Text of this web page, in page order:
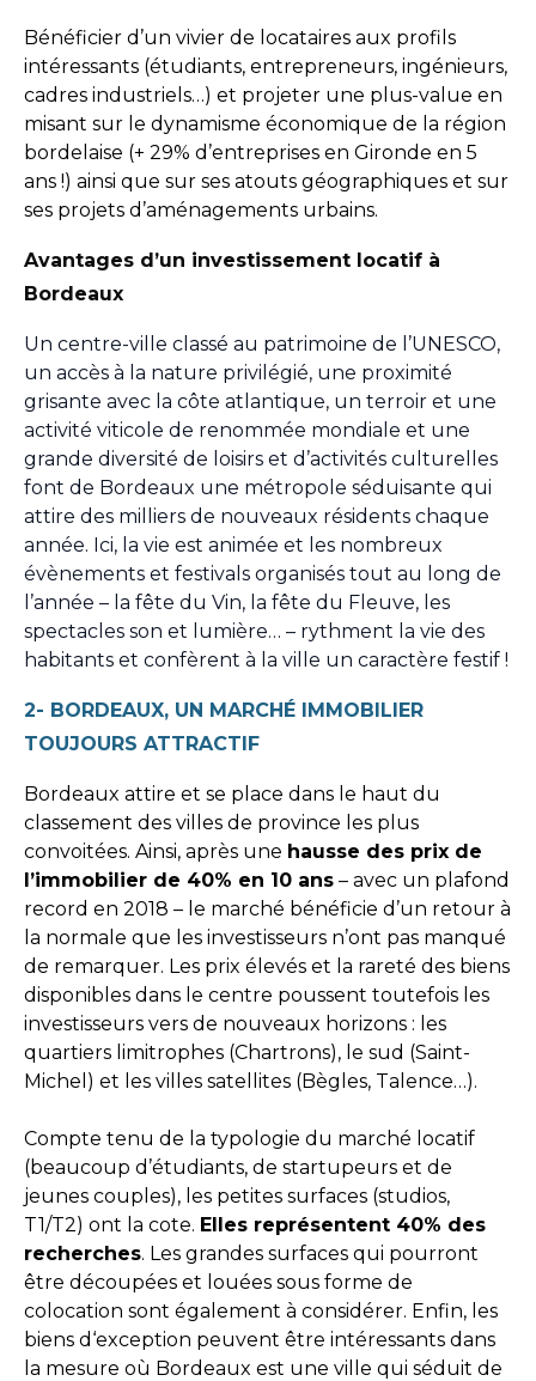
Bénéficier d’un vivier de locataires aux profils
intéressants (étudiants, entrepreneurs, ingénieurs,
cadres industriels…) et projeter une plus-value en
misant sur le dynamisme économique de la région
bordelaise (+ 29% d’entreprises en Gironde en 5
ans !) ainsi que sur ses atouts géographiques et sur
ses projets d’aménagements urbains.
Avantages d’un investissement locatif à
Bordeaux
Un centre-ville classé au patrimoine de l’UNESCO,
un accès à la nature privilégié, une proximité
grisante avec la côte atlantique, un terroir et une
activité viticole de renommée mondiale et une
grande diversité de loisirs et d’activités culturelles
font de Bordeaux une métropole séduisante qui
attire des milliers de nouveaux résidents chaque
année. Ici, la vie est animée et les nombreux
évènements et festivals organisés tout au long de
l’année – la fête du Vin, la fête du Fleuve, les
spectacles son et lumière… – rythment la vie des
habitants et confèrent à la ville un caractère festif !
2- BORDEAUX, UN MARCHÉ IMMOBILIER
TOUJOURS ATTRACTIF
Bordeaux attire et se place dans le haut du
classement des villes de province les plus
convoitées. Ainsi, après une hausse des prix de
l’immobilier de 40% en 10 ans – avec un plafond
record en 2018 – le marché bénéficie d’un retour à
la normale que les investisseurs n’ont pas manqué
de remarquer. Les prix élevés et la rareté des biens
disponibles dans le centre poussent toutefois les
investisseurs vers de nouveaux horizons : les
quartiers limitrophes (Chartrons), le sud (Saint-
Michel) et les villes satellites (Bègles, Talence…).
Compte tenu de la typologie du marché locatif
(beaucoup d’étudiants, de startupeurs et de
jeunes couples), les petites surfaces (studios,
T1/T2) ont la cote. Elles représentent 40% des
recherches. Les grandes surfaces qui pourront
être découpées et louées sous forme de
colocation sont également à considérer. Enfin, les
biens d‘exception peuvent être intéressants dans
la mesure où Bordeaux est une ville qui séduit de